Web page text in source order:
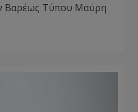
Βαρέως Τύπου Μαύρη